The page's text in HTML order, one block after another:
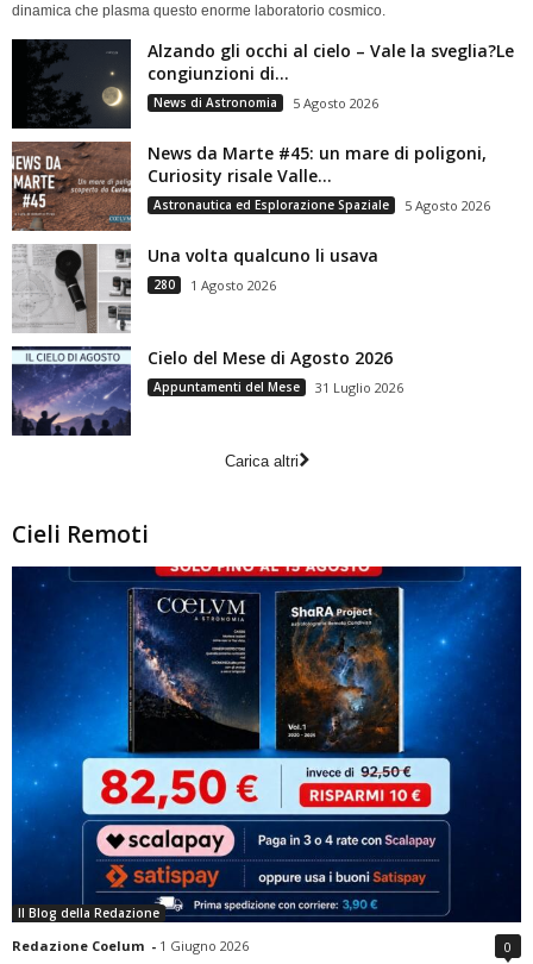
dinamica che plasma questo enorme laboratorio cosmico.
Alzando gli occhi al cielo – Vale la sveglia?Le
congiunzioni di...
News di Astronomia 5 Agosto 2026
News da Marte #45: un mare di poligoni,
Curiosity risale Valle...
Astronautica ed Esplorazione Spaziale 5 Agosto 2026
Una volta qualcuno li usava
280 1 Agosto 2026
Cielo del Mese di Agosto 2026
Appuntamenti del Mese 31 Luglio 2026
Carica altri
Cieli Remoti
Il Blog della Redazione
Redazione Coelum - 1 Giugno 2026 0